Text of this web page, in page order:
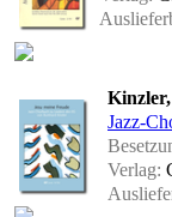
Jazz-
Verlag: